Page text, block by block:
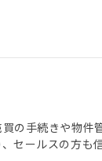
の手続きや物
セールスの方も